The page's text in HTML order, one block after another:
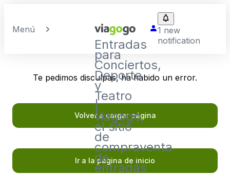
Menú
Entradas
para
Conciertos,
Deporte
y
Teatro
|
viagogo,
el sitio
de
compraventa
de
entradas
1 new
notification
Te pedimos disculpas, ha habido un error.
Volver a cargar página
Ir a la página de inicio